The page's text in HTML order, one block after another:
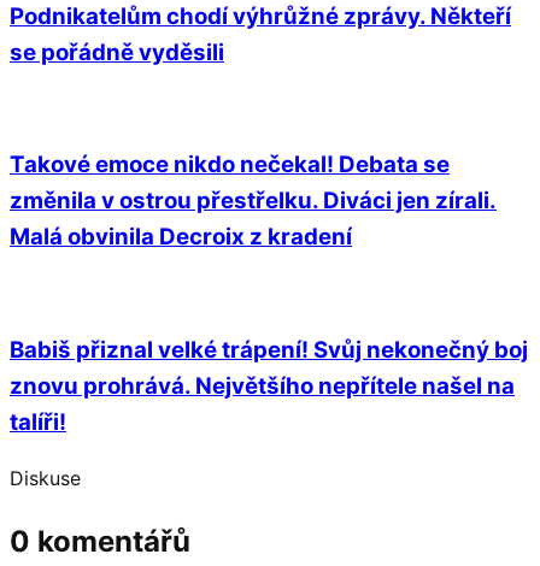
Podnikatelům chodí výhrůžné zprávy. Někteří
se pořádně vyděsili
Takové emoce nikdo nečekal! Debata se
změnila v ostrou přestřelku. Diváci jen zírali.
Malá obvinila Decroix z kradení
Babiš přiznal velké trápení! Svůj nekonečný boj
znovu prohrává. Největšího nepřítele našel na
talíři!
Diskuse
0 komentářů